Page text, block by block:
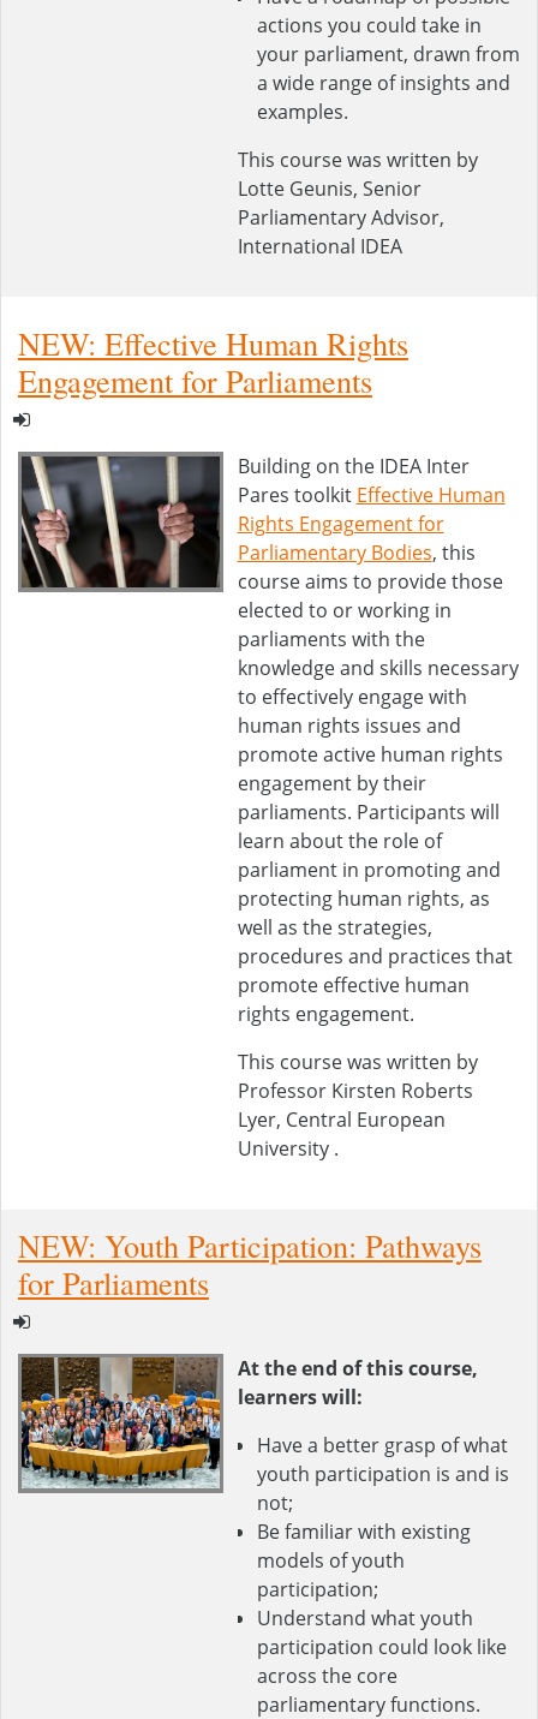
actions you could take in
your parliament, drawn from
a wide range of insights and
examples.
This course was written by
Lotte Geunis, Senior
Parliamentary Advisor,
International IDEA
NEW: Effective Human Rights
Engagement for Parliaments
Building on the IDEA Inter
Pares toolkit Effective Human
Rights Engagement for
Parliamentary Bodies, this
course aims to provide those
elected to or working in
parliaments with the
knowledge and skills necessary
to effectively engage with
human rights issues and
promote active human rights
engagement by their
parliaments. Participants will
learn about the role of
parliament in promoting and
protecting human rights, as
well as the strategies,
procedures and practices that
promote effective human
rights engagement.
This course was written by
Professor Kirsten Roberts
Lyer, Central European
University .
NEW: Youth Participation: Pathways
for Parliaments
At the end of this course,
learners will:
Have a better grasp of what
youth participation is and is
not;
Be familiar with existing
models of youth
participation;
Understand what youth
participation could look like
across the core
parliamentary functions.